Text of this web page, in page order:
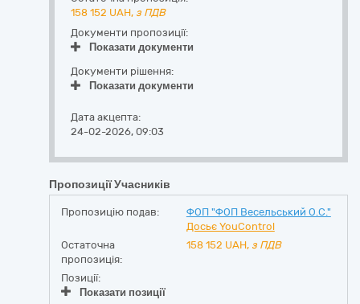
158 152 UAH, з ПДВ
Документи пропозиції:
Показати документи
Документи рішення:
Показати документи
Дата акцепта:
24-02-2026, 09:03
Пропозиції Учасників
Пропозицію подав:
ФОП "ФОП Весельський О.С."
Досьє YouControl
Остаточна
пропозиція:
158 152 UAH, з ПДВ
Позиції:
Показати позиції